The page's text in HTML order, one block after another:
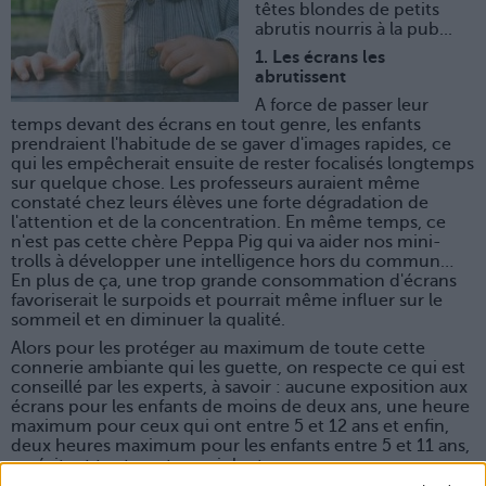
têtes blondes de petits
abrutis nourris à la pub...
1. Les écrans les
abrutissent
A force de passer leur
temps devant des écrans en tout genre, les enfants
prendraient l'habitude de se gaver d'images rapides, ce
qui les empêcherait ensuite de rester focalisés longtemps
sur quelque chose. Les professeurs auraient même
constaté chez leurs élèves une forte dégradation de
l'attention et de la concentration. En même temps, ce
n'est pas cette chère Peppa Pig qui va aider nos mini-
trolls à développer une intelligence hors du commun…
En plus de ça, une trop grande consommation d'écrans
favoriserait le surpoids et pourrait même influer sur le
sommeil et en diminuer la qualité.
Alors pour les protéger au maximum de toute cette
connerie ambiante qui les guette, on respecte ce qui est
conseillé par les experts, à savoir : aucune exposition aux
écrans pour les enfants de moins de deux ans, une heure
maximum pour ceux qui ont entre 5 et 12 ans et enfin,
deux heures maximum pour les enfants entre 5 et 11 ans,
en évitant tout contenu violent.